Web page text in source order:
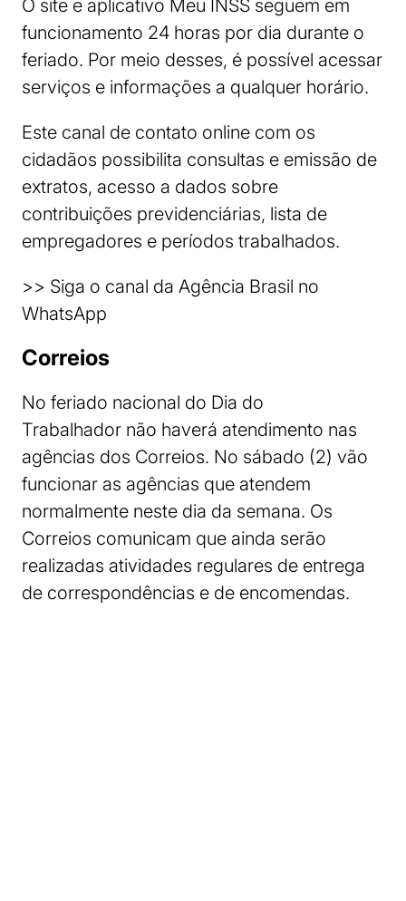
O site e aplicativo Meu INSS seguem em
funcionamento 24 horas por dia durante o
feriado. Por meio desses, é possível acessar
serviços e informações a qualquer horário.
Este canal de contato online com os
cidadãos possibilita consultas e emissão de
extratos, acesso a dados sobre
contribuições previdenciárias, lista de
empregadores e períodos trabalhados.
>> Siga o canal da Agência Brasil no
WhatsApp
Correios
No feriado nacional do Dia do
Trabalhador não haverá atendimento nas
agências dos Correios. No sábado (2) vão
funcionar as agências que atendem
normalmente neste dia da semana. Os
Correios comunicam que ainda serão
realizadas atividades regulares de entrega
de correspondências e de encomendas.